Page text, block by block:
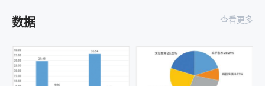
《大田歌谣》新书发布暨研讨会在京举行
数据 查看更多